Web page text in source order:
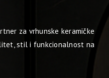
za vrhunske keramičke
stil i funkcionalnost na